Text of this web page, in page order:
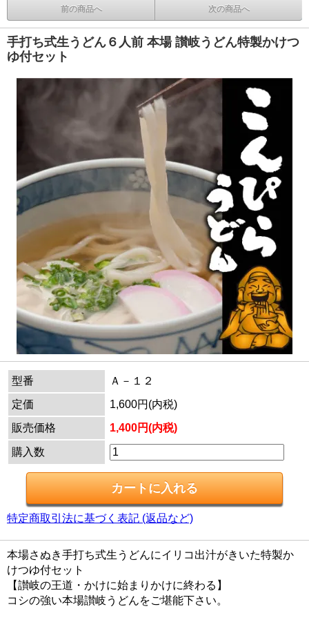
前の商品へ 次の商品へ
手打ち式生うどん６人前 本場 讃岐うどん特製かけつ
ゆ付セット
型番
Ａ－１２
定価
1,600円(内税)
販売価格
1,400円(内税)
購入数
特定商取引法に基づく表記 (返品など)
本場さぬき手打ち式生うどんにイリコ出汁がきいた特製か
けつゆ付セット
【讃岐の王道・かけに始まりかけに終わる】
コシの強い本場讃岐うどんをご堪能下さい。